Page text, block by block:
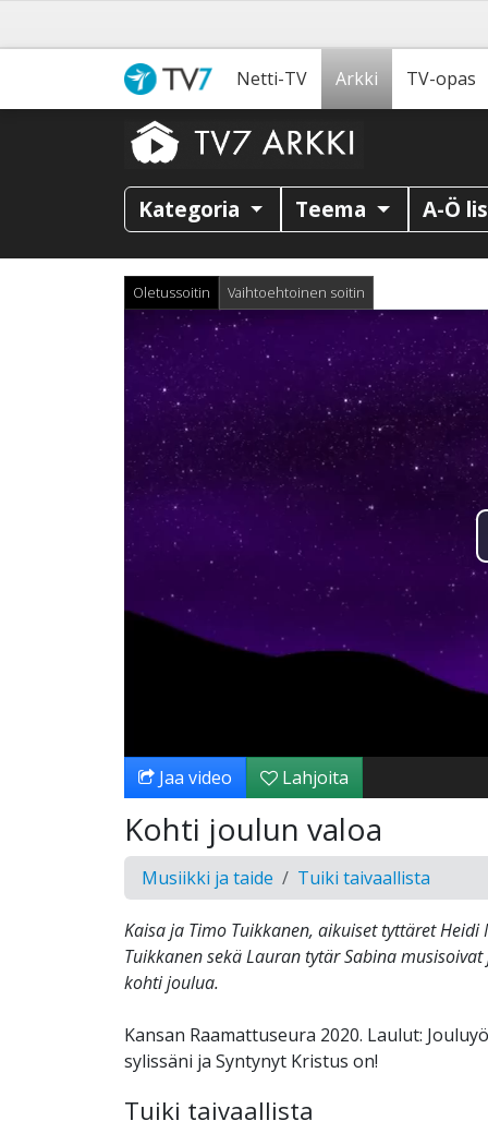
Netti-TV Arkki TV-opas
Kategoria Teema A-Ö
Oletussoitin Vaihtoehtoinen soitin
Jaa video Lahjoita
Kohti joulun valoa
Musiikki ja taide Tuiki taivaallista
Kaisa ja Timo Tuikkanen, aikuiset tyttäret
Tuikkanen sekä Lauran tytär Sabina
kohti joulua.
Kansan Raamattuseura 2020. Laulut:
sylissäni ja Syntynyt Kristus on!
Tuiki taivaallista